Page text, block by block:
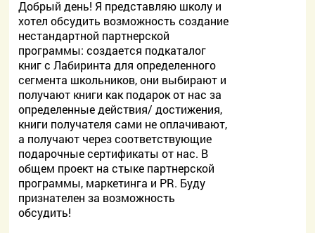
Добрый день! Я представляю школу и
хотел обсудить возможность создание
нестандартной партнерской
программы: создается подкаталог
книг с Лабиринта для определенного
сегмента школьников, они выбирают и
получают книги как подарок от нас за
определенные действия/ достижения,
книги получателя сами не оплачивают,
а получают через соответствующие
подарочные сертификаты от нас. В
общем проект на стыке партнерской
программы, маркетинга и PR. Буду
признателен за возможность
обсудить!